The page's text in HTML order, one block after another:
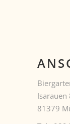
Isarauen
81379